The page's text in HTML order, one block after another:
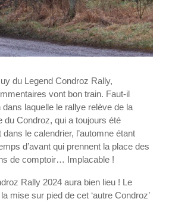
du Legend Condroz Rally,
vont bon train. Faut-il
dans laquelle le rallye relève de la
du Condroz, qui a toujours été
le calendrier, l’automne étant
d’avant qui prennent la place des
de comptoir… Implacable !
Rally 2024 aura bien lieu ! Le
mise sur pied de cet ‘autre Condroz’